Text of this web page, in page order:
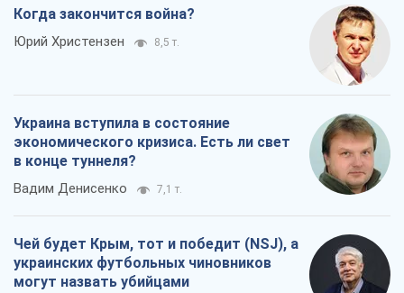
Когда закончится война?
Юрий Христензен 8,5 т.
Украина вступила в состояние
экономического кризиса. Есть ли свет
в конце туннеля?
Вадим Денисенко 7,1 т.
Чей будет Крым, тот и победит (NSJ), а
украинских футбольных чиновников
могут назвать убийцами